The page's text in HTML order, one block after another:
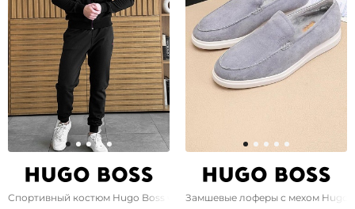
Спортивный костюм Hugo Boss чёрного цветаЗамшевые лоферы с мехом Hugo